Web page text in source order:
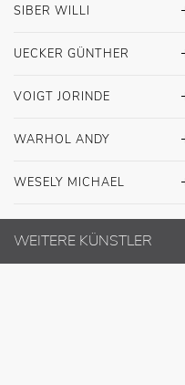
SIBER WILLI
UECKER GÜNTHER
VOIGT JORINDE
WARHOL ANDY
WESELY MICHAEL
WEITERE KÜNSTLER